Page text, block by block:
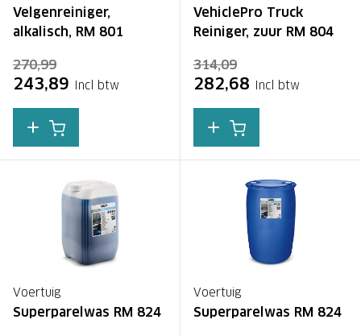
Velgenreiniger,
alkalisch, RM 801
270,99
243,89 Incl btw
VehiclePro Truck
Reiniger, zuur RM 804
314,09
282,68 Incl btw
Voertuig
Superparelwas RM 824
Voertuig
Superparelwas RM 824